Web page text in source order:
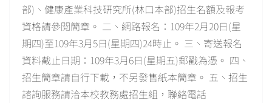
部)、健康產業科技研究所(林口本部)招生名額及報考
資格請參閱簡章。 二、網路報名：109年2月20日(星
期四)至109年3月5日(星期四)24時止。 三、寄送報名
資料截止日期：109年3月6日(星期五)郵戳為憑。 四、
招生簡章請自行下載，不另發售紙本簡章。 五、招生
諮詢服務請洽本校教務處招生組，聯絡電話